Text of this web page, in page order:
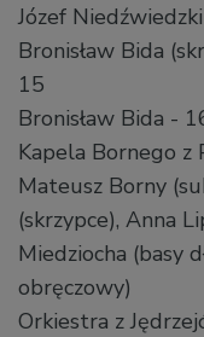
Józef
Bronisław Bida
15
Bronisław Bida -
Kapela Bornego z
Mateusz Borny
(skrzypce), Anna
Miedziocha (basy
obręczowy)
Orkiestra z